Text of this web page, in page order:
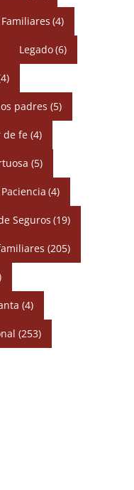
(4)
Legado(6)
padres (5)
de fe (4)
(5)
Paciencia (4)
Seguros (19)
(205)
(4)
(253)